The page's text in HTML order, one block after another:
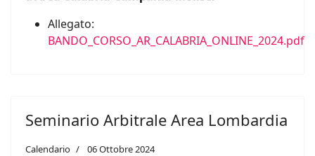
Allegato:
BANDO_CORSO_AR_CALABRIA_ONLINE_2024.pdf
Seminario Arbitrale Area Lombardia
Calendario 06 Ottobre 2024